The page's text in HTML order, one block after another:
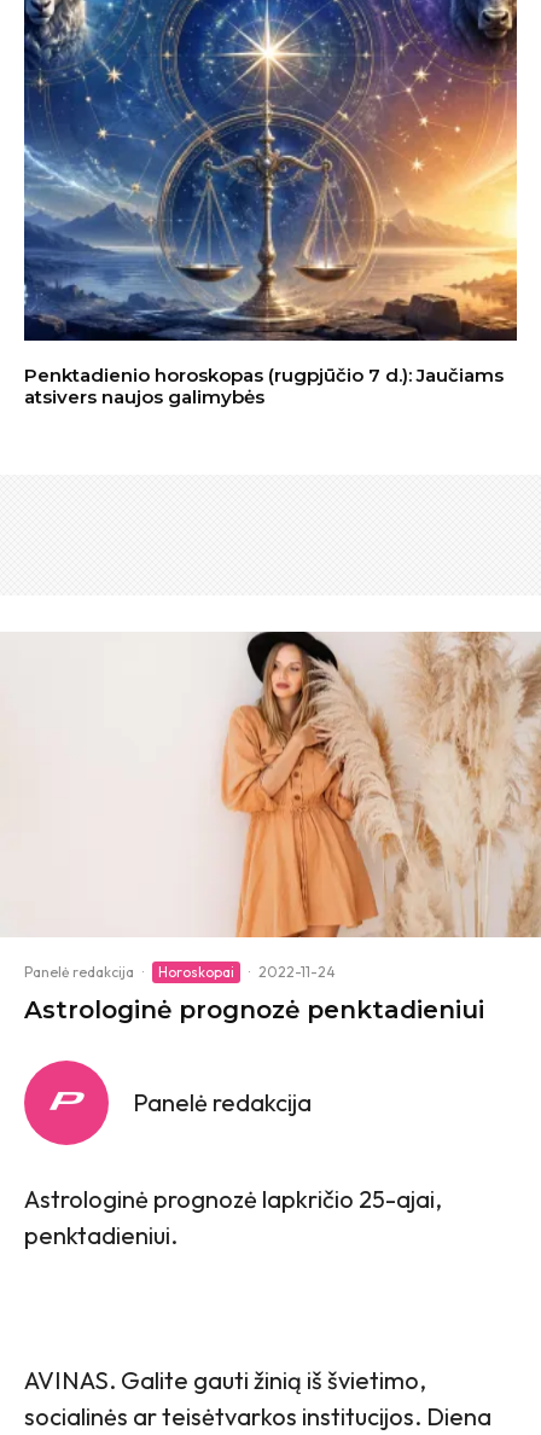
Penktadienio horoskopas (rugpjūčio 7 d.): Jaučiams
atsivers naujos galimybės
Panelė redakcija · Horoskopai · 2022-11-24
Astrologinė prognozė penktadieniui
Panelė redakcija
Astrologinė prognozė lapkričio 25-ajai,
penktadieniui.
AVINAS. Galite gauti žinią iš švietimo,
socialinės ar teisėtvarkos institucijos. Diena